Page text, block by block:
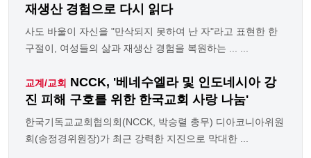
재생산 경험으로 다시 읽다
사도 바울이 자신을 "만삭되지 못하여 난 자"라고 표현한 한
구절이, 여성들의 삶과 재생산 경험을 복원하는 ... ...
교계/교회 NCCK, '베네수엘라 및 인도네시아 강
진 피해 구호를 위한 한국교회 사랑 나눔'
한국기독교교회협의회(NCCK, 박승렬 총무) 디아코니아위원
회(송정경위원장)가 최근 강력한 지진으로 막대한 ...